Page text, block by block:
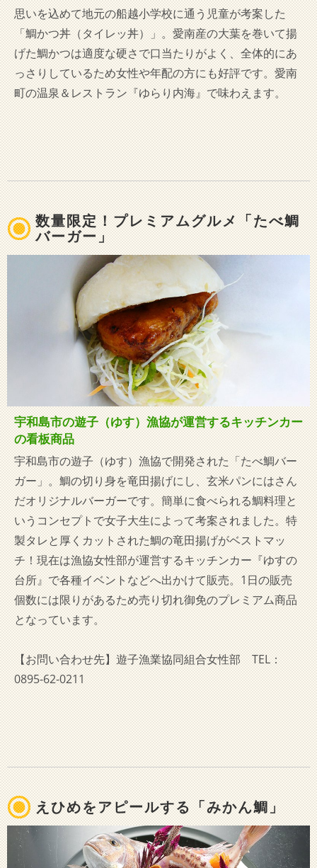
思いを込めて地元の船越小学校に通う児童が考案した
「鯛かつ丼（タイレッ丼）」。愛南産の大葉を巻いて揚
げた鯛かつは適度な硬さで口当たりがよく、全体的にあ
っさりしているため女性や年配の方にも好評です。愛南
町の温泉＆レストラン『ゆらり内海』で味わえます。
数量限定！プレミアムグルメ「たべ鯛
バーガー」
宇和島市の遊子（ゆす）漁協が運営するキッチンカー
の看板商品
宇和島市の遊子（ゆす）漁協で開発された「たべ鯛バー
ガー」。鯛の切り身を竜田揚げにし、玄米パンにはさん
だオリジナルバーガーです。簡単に食べられる鯛料理と
いうコンセプトで女子大生によって考案されました。特
製タレと厚くカットされた鯛の竜田揚げがベストマッ
チ！現在は漁協女性部が運営するキッチンカー『ゆすの
台所』で各種イベントなどへ出かけて販売。1日の販売
個数には限りがあるため売り切れ御免のプレミアム商品
となっています。
【お問い合わせ先】遊子漁業協同組合女性部 TEL：
0895-62-0211
えひめをアピールする「みかん鯛」